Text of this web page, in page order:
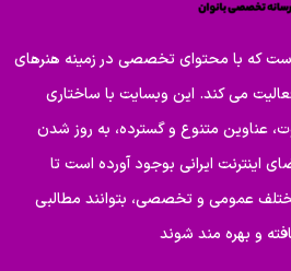
است که با محتوای تخصصی در زمینه هنرهای
می کند. این وبسایت با ساختاری
عناوین متنوع و گسترده، به روز شدن
اینترنت ایرانی بوجود آورده است تا
عمومی و تخصصی، بتوانند مطالبی
و بهره مند شوند